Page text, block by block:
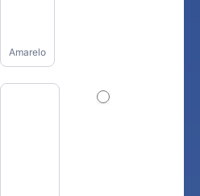
Amarelo